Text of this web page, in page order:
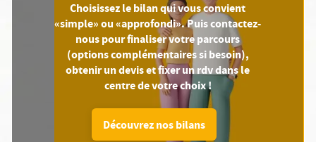
Choisissez le bilan qui vous convient
«simple» ou «approfondi». Puis contactez-
nous pour finaliser votre parcours
(options complémentaires si besoin),
obtenir un devis et fixer un rdv dans le
centre de votre choix !
Découvrez nos bilans